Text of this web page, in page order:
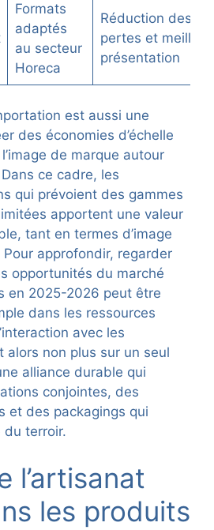
Formats
adaptés
au secteur
Horeca
Réduction des
pertes et
présentation
est aussi une
des économies d’échelle
de marque autour
ce cadre, les
qui prévoient des gammes
apportent une valeur
tant en termes d’image
approfondir, regarder
opportunités du marché
en 2025-2026 peut être
dans les ressources
avec les
alors non plus sur un seul
alliance durable qui
conjointes, des
et des packagings qui
du terroir.
l’artisanat
les produits